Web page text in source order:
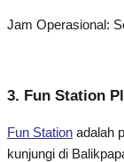
Jam Operasional:
3. Fun Station
Fun Station adalah
kunjungi di